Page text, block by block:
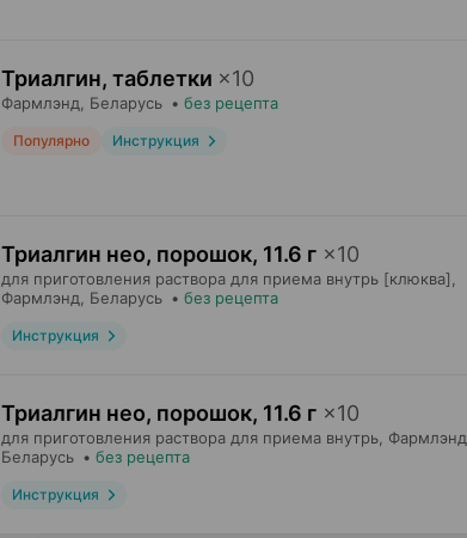
Триалгин, таблетки ×10
Фармлэнд , Беларусь • без рецепта
Популярно Инструкция
Триалгин нео, порошок, 11.6 г ×10
для приготовления раствора для приема внутрь [клюква],
Фармлэнд , Беларусь • без рецепта
Инструкция
Триалгин нео, порошок, 11.6 г ×10
для приготовления раствора для приема внутрь, Фармлэнд
Беларусь • без рецепта
Инструкция